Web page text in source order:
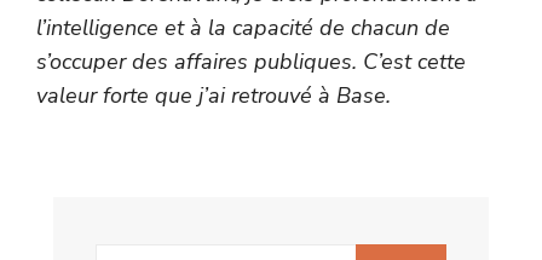
l’intelligence et à la capacité de chacun de
s’occuper des affaires publiques. C’est cette
valeur forte que j’ai retrouvé à Base.